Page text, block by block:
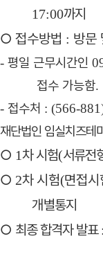
17:00까지
○ 접수방법 : 방문
- 평일 근무시간인
접수 가능함.
- 접수처 : (566-
재단법인 임실치즈테
○ 1차 시험(서류전
○ 2차 시험(면접시
개별통지
○ 최종 합격자 발표: